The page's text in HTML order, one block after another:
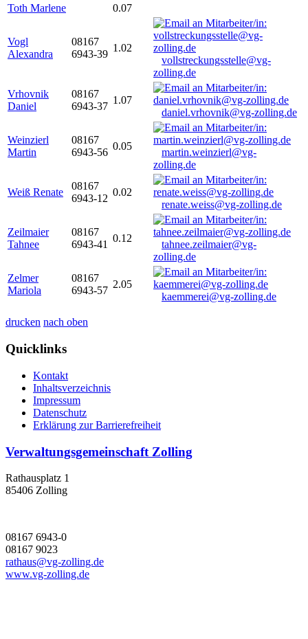
Toth Marlene
0.07
Vogl
Alexandra
08167
6943-39
1.02
vollstreckungsstelle@vg-
zolling.de
Vrhovnik
Daniel
08167
6943-37
1.07
daniel.vrhovnik@vg-zolling.de
Weinzierl
Martin
08167
6943-56
0.05
martin.weinzierl@vg-
zolling.de
Weiß Renate
08167
6943-12
0.02
renate.weiss@vg-zolling.de
Zeilmaier
Tahnee
08167
6943-41
0.12
tahnee.zeilmaier@vg-
zolling.de
Zelmer
Mariola
08167
6943-57
2.05
kaemmerei@vg-zolling.de
drucken nach oben
Quicklinks
Kontakt
Inhaltsverzeichnis
Impressum
Datenschutz
Erklärung zur Barrierefreiheit
Verwaltungsgemeinschaft Zolling
Rathausplatz 1
85406 Zolling
08167 6943-0
08167 9023
rathaus@vg-zolling.de
www.vg-zolling.de